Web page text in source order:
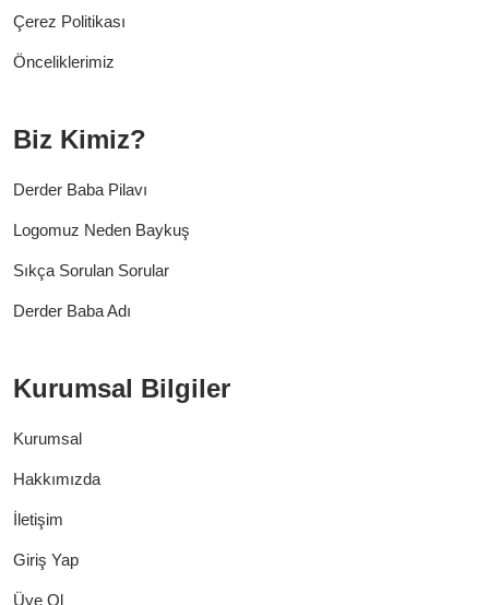
Çerez Politikası
Önceliklerimiz
Biz Kimiz?
Derder Baba Pilavı
Logomuz Neden Baykuş
Sıkça Sorulan Sorular
Derder Baba Adı
Kurumsal Bilgiler
Kurumsal
Hakkımızda
İletişim
Giriş Yap
Üye Ol